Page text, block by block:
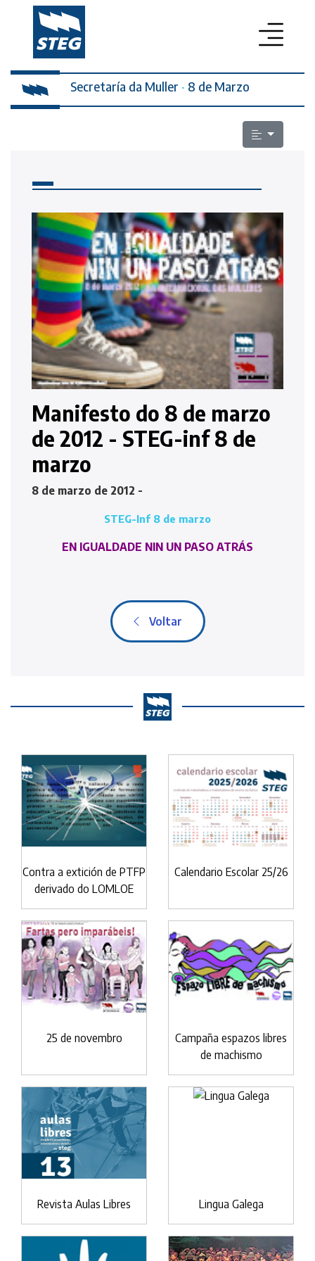
PROFESORADO
LEXISLACIÓN
QUEN SOMOS
CONTACTO
Secretaría da Muller · 8 de Marzo
Manifesto do 8 de marzo
de 2012 - STEG-inf 8 de
marzo
8 de marzo de 2012 -
STEG-Inf 8 de marzo
EN IGUALDADE NIN UN PASO ATRÁS
Voltar
Contra a extición de PTFP
derivado do LOMLOE
Calendario Escolar 25/26
25 de novembro
Campaña espazos libres
de machismo
Revista Aulas Libres Lingua Galega